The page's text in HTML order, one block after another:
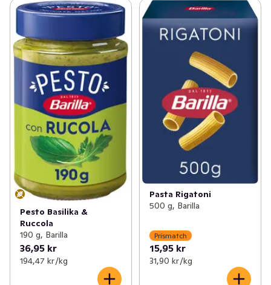
Pesto Basilika &
Ruccola
190 g, Barilla
36,95 kr
194,47 kr /kg
Pasta Rigatoni
500 g, Barilla
Prismatch
15,95 kr
31,90 kr /kg